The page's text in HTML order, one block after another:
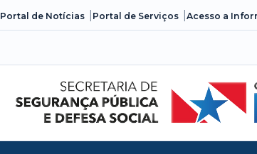
Portal de Notícias Portal de Serviços Acesso a